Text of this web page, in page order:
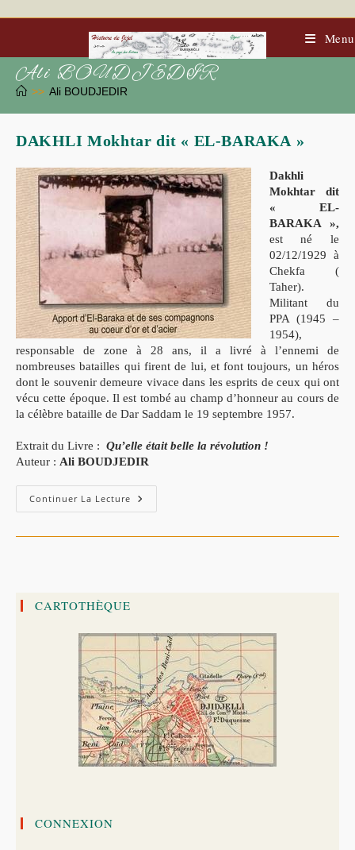
to
Menu
Ali BOUDJEDIR
>> Ali BOUDJEDIR
DAKHLI Mokhtar dit « EL-BARAKA »
Dakhli
Mokhtar dit
« EL-
BARAKA »,
est né le
02/12/1929 à
Chekfa (
Taher).
Militant du
PPA (1945 –
1954),
responsable de zone à 28 ans, il a livré à l’ennemi de
nombreuses batailles qui firent de lui, et font toujours, un héros
dont le souvenir demeure vivace dans les esprits de ceux qui ont
vécu cette époque. Il est tombé au champ d’honneur au cours de
la célèbre bataille de Dar Saddam le 19 septembre 1957.
Extrait du Livre : Qu’elle était belle la révolution !
Auteur : Ali BOUDJEDIR
Continuer La Lecture DAKHLI
Mokhtar
CARTOTHÈQUE
CONNEXION